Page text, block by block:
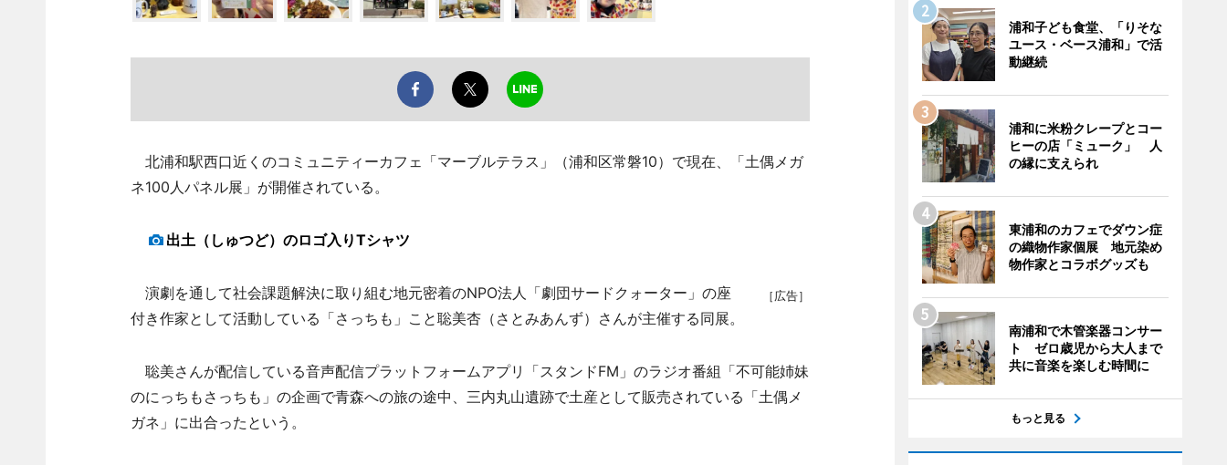
北浦和駅西口近くのコミュニティーカフェ「マーブルテラス」（浦和区常磐10）で現在、「土偶メガ
ネ100人パネル展」が開催されている。
出土（しゅつど）のロゴ入りTシャツ
［広告］
演劇を通して社会課題解決に取り組む地元密着のNPO法人「劇団サードクォーター」の座
付き作家として活動している「さっちも」こと聡美杏（さとみあんず）さんが主催する同展。
聡美さんが配信している音声配信プラットフォームアプリ「スタンドFM」のラジオ番組「不可能姉妹
のにっちもさっちも」の企画で青森への旅の途中、三内丸山遺跡で土産として販売されている「土偶メ
ガネ」に出合ったという。
浦和子ども食堂、「りそな
ユース・ベース浦和」で活
動継続
浦和に米粉クレープとコー
ヒーの店「ミューク」 人
の縁に支えられ
東浦和のカフェでダウン症
の織物作家個展 地元染め
物作家とコラボグッズも
南浦和で木管楽器コンサー
ト ゼロ歳児から大人まで
共に音楽を楽しむ時間に
もっと見る